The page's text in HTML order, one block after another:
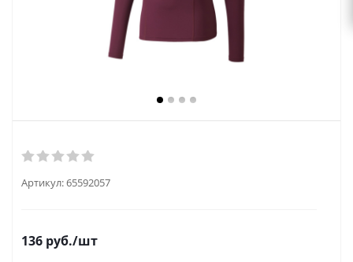
Артикул:65592057
136 руб./шт